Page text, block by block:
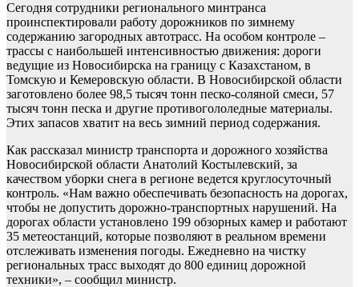
Сегодня сотрудники регионального минтранса
проинспектировали работу дорожников по зимнему
содержанию загородных автотрасс. На особом контроле –
трассы с наибольшей интенсивностью движения: дороги
ведущие из Новосибирска на границу с Казахстаном, в
Томскую и Кемеровскую области. В Новосибирской области
заготовлено более 98,5 тысяч тонн песко-соляной смеси, 57
тысяч тонн песка и другие противогололедные материалы.
Этих запасов хватит на весь зимний период содержания.
Как рассказал министр транспорта и дорожного хозяйства
Новосибирской области Анатолий Костылевский, за
качеством уборки снега в регионе ведется круглосуточный
контроль. «Нам важно обеспечивать безопасность на дорогах,
чтобы не допустить дорожно-транспортных нарушений. На
дорогах области установлено 199 обзорных камер и работают
35 метеостанций, которые позволяют в реальном времени
отслеживать изменения погоды. Ежедневно на чистку
региональных трасс выходят до 800 единиц дорожной
техники», – сообщил министр.